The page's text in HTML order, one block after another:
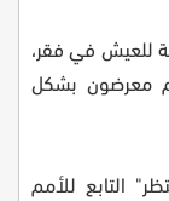
للعيش في فقر،
معرضون بشكل
التابع للأمم